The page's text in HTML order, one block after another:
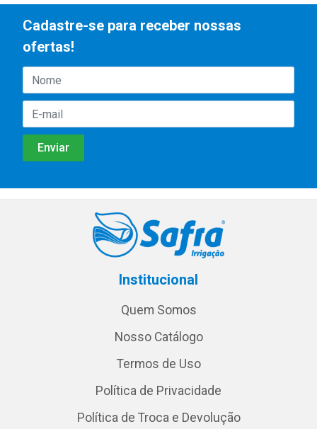
Cadastre-se para receber nossas
ofertas!
Institucional
Quem Somos
Nosso Catálogo
Termos de Uso
Política de Privacidade
Política de Troca e Devolução